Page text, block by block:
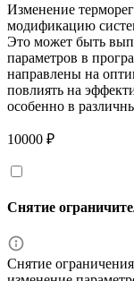
Изменение
модификацию
Это может быть
параметров в
направлены на
повлиять на
особенно в
10000 ₽
Снятие
Снятие